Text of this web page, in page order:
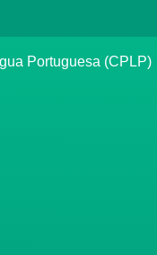
Portuguesa (CPLP)